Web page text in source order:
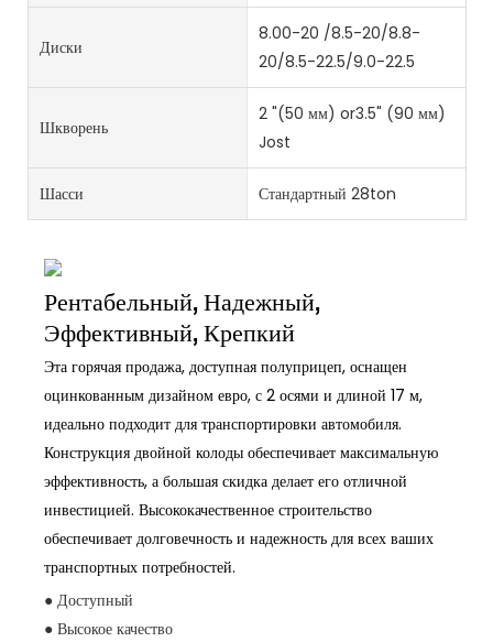
Диски
8.00-20 /8.5-20/8.8-
20/8.5-22.5/9.0-22.5
Шкворень
2 "(50 мм) or3.5" (90 мм)
Jost
Шасси Стандартный 28ton
Рентабельный, Надежный,
Эффективный, Крепкий
Эта горячая продажа, доступная полуприцеп, оснащен
оцинкованным дизайном евро, с 2 осями и длиной 17 м,
идеально подходит для транспортировки автомобиля.
Конструкция двойной колоды обеспечивает максимальную
эффективность, а большая скидка делает его отличной
инвестицией. Высококачественное строительство
обеспечивает долговечность и надежность для всех ваших
транспортных потребностей.
● Доступный
● Высокое качество